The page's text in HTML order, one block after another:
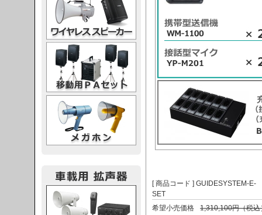
[ 商品コード ] GUIDESYSTEM-E-
SET
希望小売価格
1,310,100円（税込